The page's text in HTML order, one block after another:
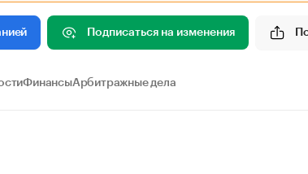
Подписаться на изменения
ФинансыАрбитражные дела